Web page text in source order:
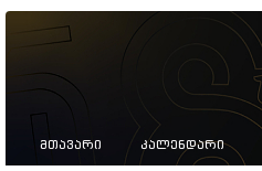
ᲛᲗᲐᲕᲐᲠᲘ ᲙᲐᲚᲔᲜᲓᲐᲠᲘ